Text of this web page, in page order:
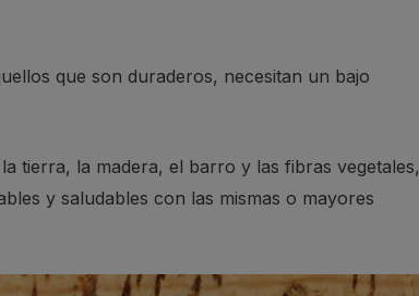
que son duraderos, necesitan un bajo
tierra, la madera, el barro y las fibras vegetales,
y saludables con las mismas o mayores